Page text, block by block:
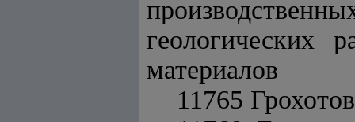
геологических
материалов
11765